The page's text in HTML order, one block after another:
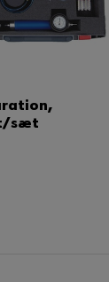
sæt